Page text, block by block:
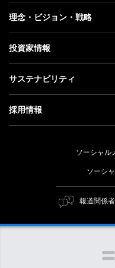
プレスリリース
更新情報
記者説明会
企業情報 トップ
社長メッセージ
事業紹介
ガバナンス
理念・ビジョン・戦略
理念・ビジョン・戦略 ト
成長戦略「Activate AI
人材戦略
投資家情報
投資家情報 トップ
経営方針
個人投資家の皆さまへ
株式と社債について
サステナビリティ
サステナビリティ トップ
トップメッセージ
ESG方針・体制
マテリアリティ（重要課
ESGの主な取り組み
採用情報
キャリア採用
障がい者採用
ソーシャル
ソーシ
報道関係